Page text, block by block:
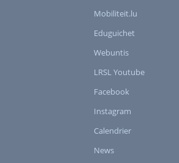
Mobiliteit.lu
Eduguichet
Webuntis
LRSL Youtube
Facebook
Instagram
Calendrier
News